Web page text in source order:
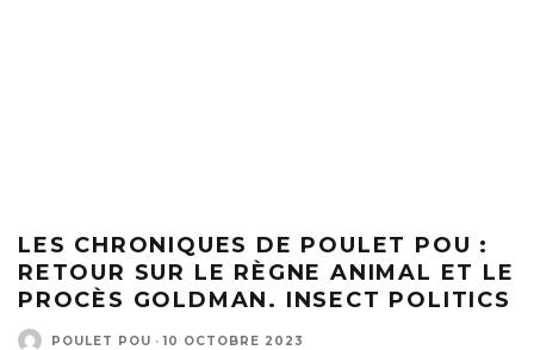
LES CHRONIQUES DE POULET POU :
RETOUR SUR LE RÈGNE ANIMAL ET LE
PROCÈS GOLDMAN. INSECT POLITICS
POULET POU · 10 OCTOBRE 2023